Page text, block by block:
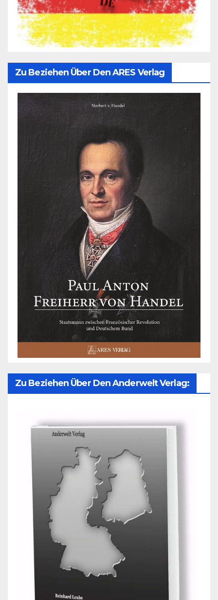
Zu Beziehen Über Den ARES Verlag
Zu Beziehen Über Den Anderwelt Verlag: